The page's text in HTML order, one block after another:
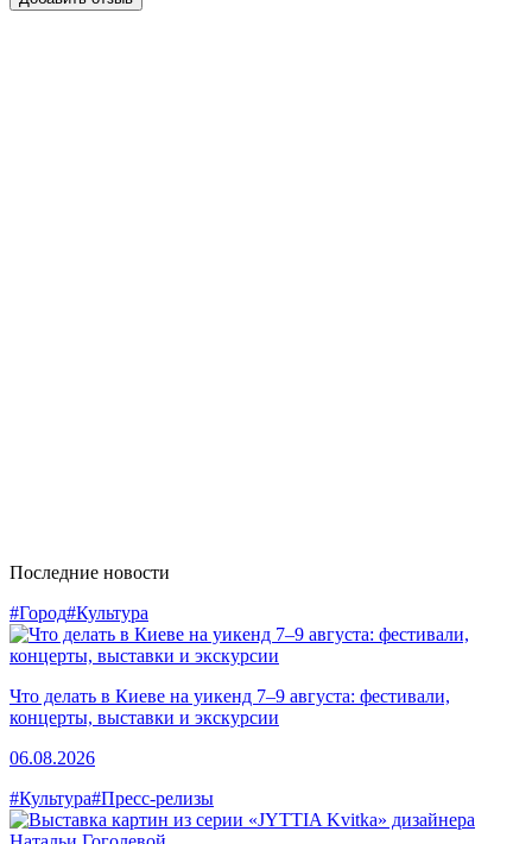
Последние новости
#Город#Культура
Что делать в Киеве на уикенд 7–9 августа: фестивали,
концерты, выставки и экскурсии
06.08.2026
#Культура#Пресс-релизы